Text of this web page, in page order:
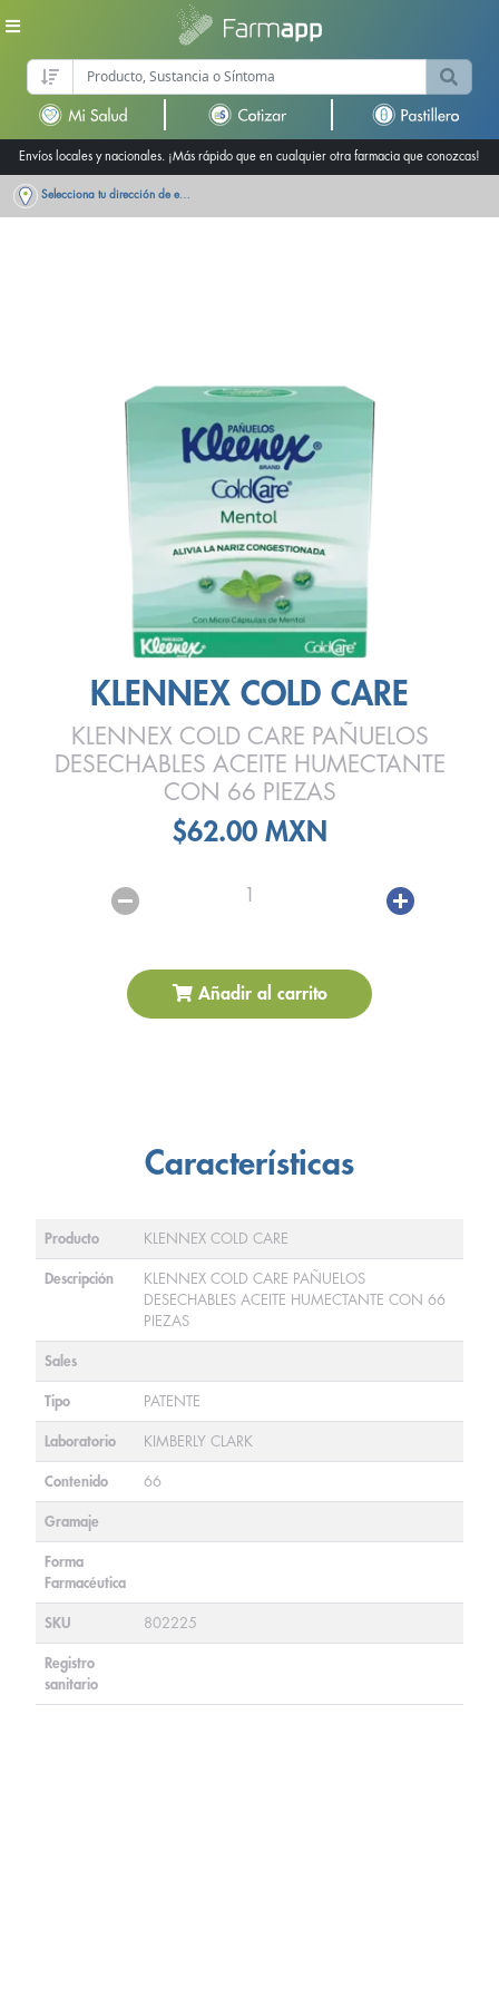
Envíos locales y nacionales. ¡Más rápido que en cualquier otra farmacia que conozcas!
Selecciona tu dirección de entrega
KLENNEX COLD CARE
KLENNEX COLD CARE PAÑUELOS
DESECHABLES ACEITE HUMECTANTE
CON 66 PIEZAS
$62.00 MXN
1
Añadir al carrito
Características
Producto KLENNEX COLD CARE
Descripción
KLENNEX COLD CARE PAÑUELOS
DESECHABLES ACEITE HUMECTANTE CON 66
PIEZAS
Sales
Tipo PATENTE
Laboratorio KIMBERLY CLARK
Contenido 66
Gramaje
Forma
Farmacéutica
SKU 802225
Registro
sanitario